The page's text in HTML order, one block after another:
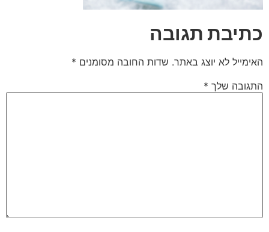
כתיבת תגובה
האימייל לא יוצג באתר. שדות החובה מסומנים *
התגובה שלך *